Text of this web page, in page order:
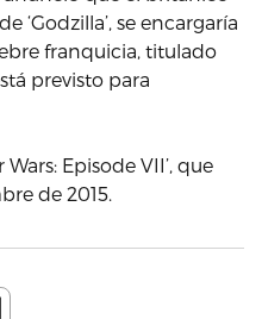
‘Godzilla’, se encargaría
franquicia, titulado
previsto para
Episode VII’, que
de 2015.